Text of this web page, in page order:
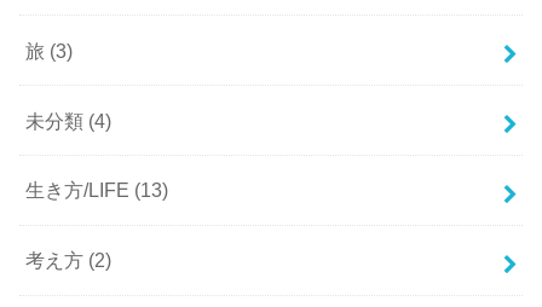
旅 (3)
未分類 (4)
生き方/LIFE (13)
考え方 (2)